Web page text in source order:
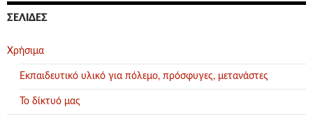
ΣΕΛΊΔΕΣ
Χρήσιμα
Εκπαιδευτικό υλικό για πόλεμο, πρόσφυγες, μετανάστες
Το δίκτυό μας